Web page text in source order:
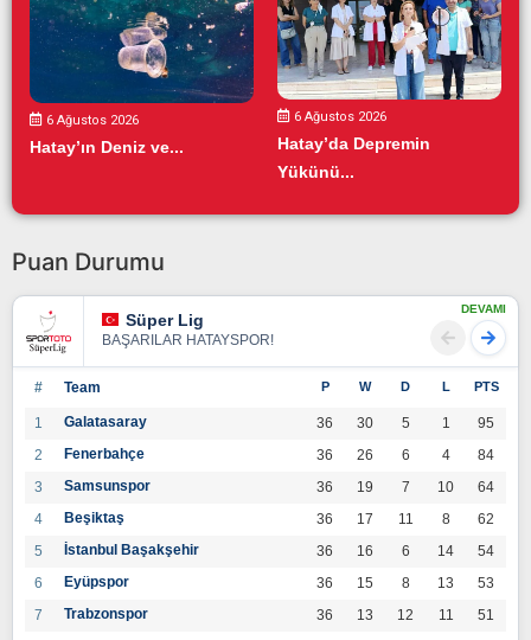
6 Ağustos 2026
Hatay’ın Deniz ve...
6 Ağustos 2026
Hatay’da Depremin
Yükünü...
Puan Durumu
Süper Lig
BAŞARILAR HATAYSPOR!
DEVAMI
# Team P W D L PTS
1 Galatasaray 36 30 5 1
95
2
Fenerbahçe 36 26 6 4
84
3
Samsunspor 36 19 7 10
64
4
Beşiktaş 36 17 11 8
62
5
İstanbul Başakşehir 36 16 6 14
54
6
Eyüpspor 36 15 8 13
53
7
Trabzonspor 36 13 12 11
51